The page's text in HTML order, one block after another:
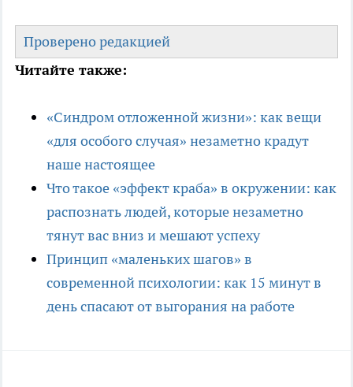
Проверено редакцией
Читайте также:
«Синдром отложенной жизни»: как вещи
«для особого случая» незаметно крадут
наше настоящее
Что такое «эффект краба» в окружении: как
распознать людей, которые незаметно
тянут вас вниз и мешают успеху
Принцип «маленьких шагов» в
современной психологии: как 15 минут в
день спасают от выгорания на работе